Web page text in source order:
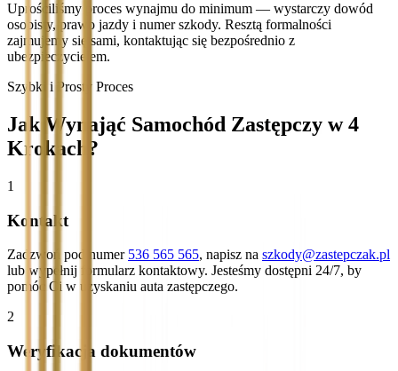
Uprościliśmy proces wynajmu do minimum — wystarczy dowód
osobisty, prawo jazdy i numer szkody. Resztą formalności
zajmujemy się sami, kontaktując się bezpośrednio z
ubezpieczycielem.
Szybki i Prosty Proces
Jak Wynająć Samochód Zastępczy w 4
Krokach?
1
Kontakt
Zadzwoń pod numer 536 565 565, napisz na szkody@zastepczak.pl
lub wypełnij formularz kontaktowy. Jesteśmy dostępni 24/7, by
pomóc Ci w uzyskaniu auta zastępczego.
2
Weryfikacja dokumentów